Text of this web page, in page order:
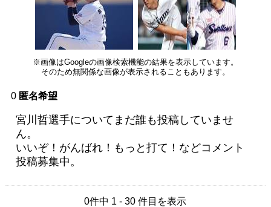
※画像はGoogleの画像検索機能の結果を表示しています。
そのため無関係な画像が表示されることもあります。
0 匿名希望
宮川哲選手についてまだ誰も投稿していませ
ん。
いいぞ！がんばれ！もっと打て！などコメント
投稿募集中。
0件中 1 - 30 件目を表示